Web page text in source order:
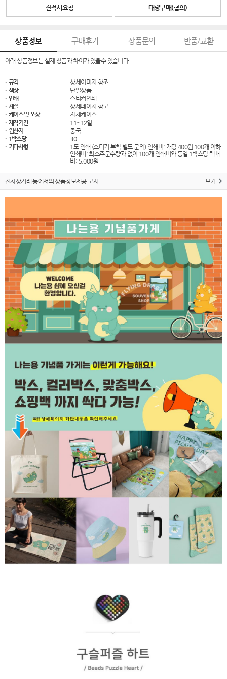
견적서요청 대량구매(협의)
상품정보 구매후기 상품문의 반품/교환
아래 상품정보는 실제 상품과 차이가 있을수 있습니다
· 규격
상세이미지 참조
· 색상
단일상품
· 인쇄
스티커인쇄
· 재질
상세페이지 참고
· 케이스 및 포장
자체케이스
· 제작기간
11~12일
· 원산지
중국
· 1박스당
30
· 기타사항
1도 인쇄 (스티커 부착 별도 문의) 인쇄비: 개당 400원 100개 이하
인쇄비: 최소주문수량과 없이 100개 인쇄비와 동일 1박스당 택배
비: 5,000원
전자상거래 등에서의 상품정보제공 고시 보기